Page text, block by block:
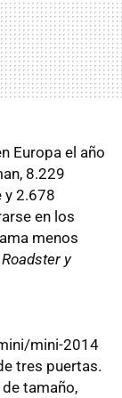
Europa el año
8.229
y 2.678
en los
menos
y
mini-2014
tres puertas.
tamaño,